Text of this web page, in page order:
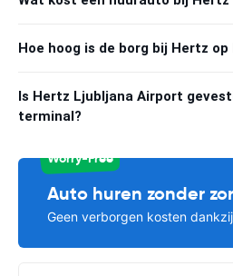
Hoe hoog is de borg bij Hertz
Is Hertz Ljubljana Airport
terminal?
Worry-Free
Auto huren zonder
Geen verborgen kosten